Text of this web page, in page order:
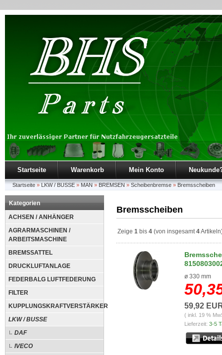
Startseite Warenkorb Mein Konto
Startseite » LKW / BUSSE » MAN » BREMSEN » Scheibenbremse » Bremsscheiben
Kategorien
ACHSEN / ANHÄNGER
AGRARMASCHINEN /
ARBEITSMASCHINE
BREMSSATTEL
DRUCKLUFTANLAGE
FEDERBALG LUFTFEDERUNG
FILTER
KUPPLUNGSKRAFTVERSTÄRKER
LKW / BUSSE
DAF
IVECO
Bremsscheiben
Zeige 1 bis 4 (von insgesamt4
ø 330 mm
59,92
( inkl. 19 %
Lieferzeit: 3-5